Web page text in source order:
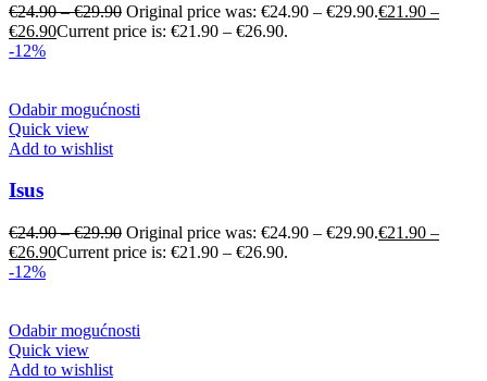
€24.90–€29.90 Original price was: €24.90 – €29.90.€21.90 –
€26.90Current price is: €21.90 – €26.90.
-12%
Odabir mogućnosti
Quick view
Add to wishlist
Isus
€24.90–€29.90 Original price was: €24.90 – €29.90.€21.90 –
€26.90Current price is: €21.90 – €26.90.
-12%
Odabir mogućnosti
Quick view
Add to wishlist